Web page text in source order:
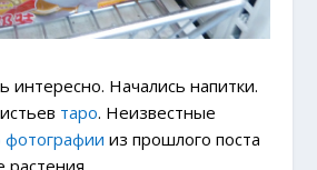
интересно. Начались напитки.
таро. Неизвестные
фотографии из прошлого поста